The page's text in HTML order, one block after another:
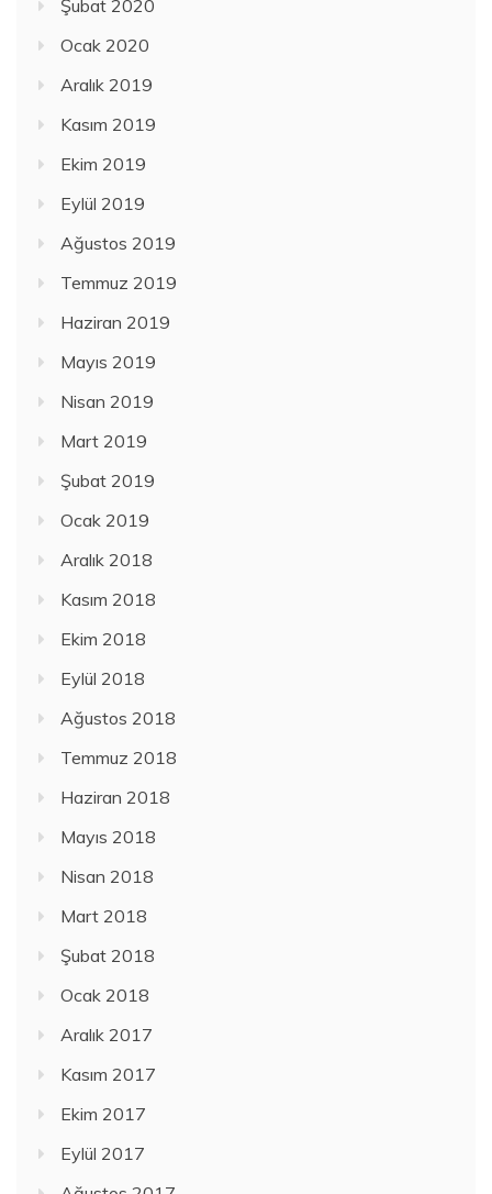
Şubat 2020
Ocak 2020
Aralık 2019
Kasım 2019
Ekim 2019
Eylül 2019
Ağustos 2019
Temmuz 2019
Haziran 2019
Mayıs 2019
Nisan 2019
Mart 2019
Şubat 2019
Ocak 2019
Aralık 2018
Kasım 2018
Ekim 2018
Eylül 2018
Ağustos 2018
Temmuz 2018
Haziran 2018
Mayıs 2018
Nisan 2018
Mart 2018
Şubat 2018
Ocak 2018
Aralık 2017
Kasım 2017
Ekim 2017
Eylül 2017